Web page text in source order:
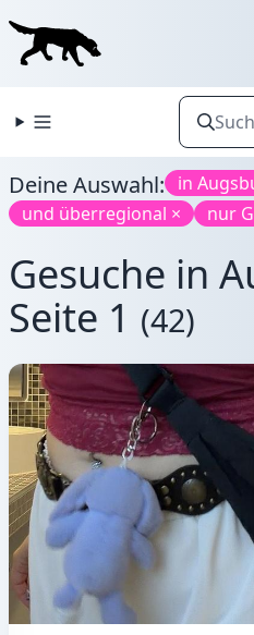
Deine Auswahl:
in
und überregional ×
nur
Gesuche in
Seite 1 (42)